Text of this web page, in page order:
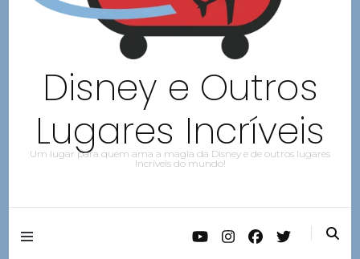
Disney e Outros
Lugares Incríveis
Um lugar para quem ama a magia da Disney e de outros lugares
Incríveis do mundo!